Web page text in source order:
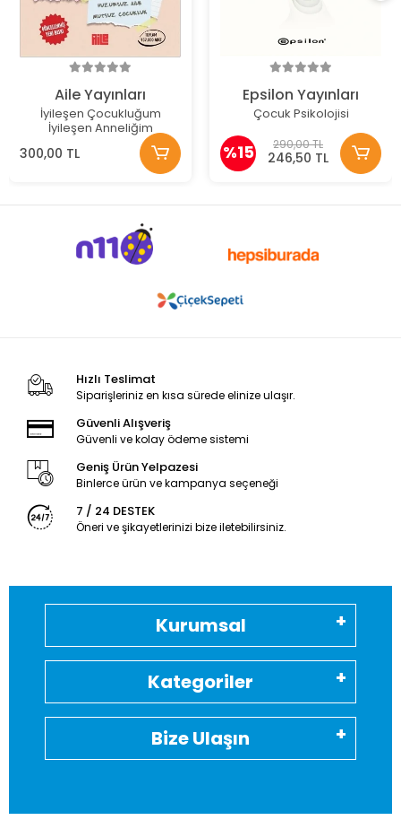
Aile Yayınları
İyileşen Çocukluğum
İyileşen Anneliğim
300,00 TL
Epsilon Yayınları
Çocuk Psikolojisi
%15 290,00 TL
246,50 TL
Hızlı Teslimat
Siparişleriniz en kısa sürede elinize ulaşır.
Güvenli Alışveriş
Güvenli ve kolay ödeme sistemi
Geniş Ürün Yelpazesi
Binlerce ürün ve kampanya seçeneği
7 / 24 DESTEK
Öneri ve şikayetlerinizi bize iletebilirsiniz.
Kurumsal
Kategoriler
Bize Ulaşın